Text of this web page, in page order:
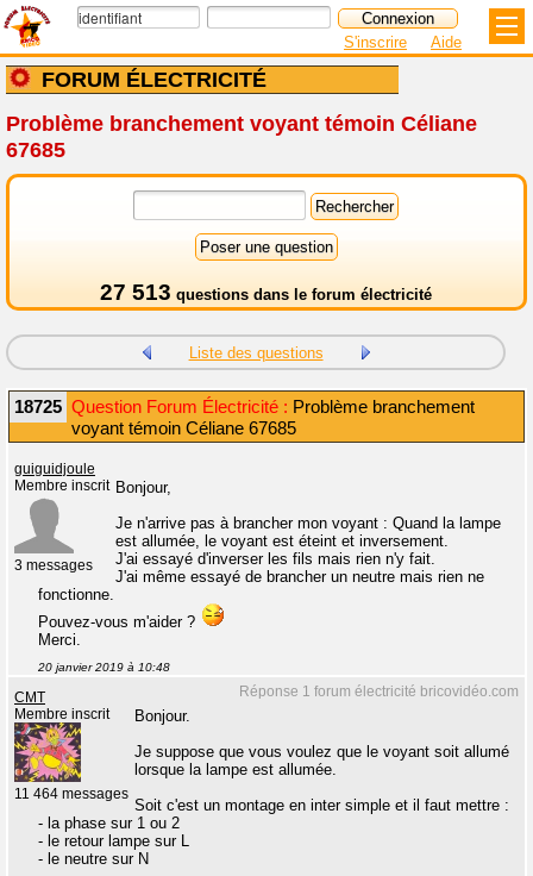
FORUM ÉLECTRICITÉ
S'inscrire Aide
Problème branchement voyant témoin Céliane
67685
27 513 questions dans le forum électricité
Liste des questions
18725 Question Forum Électricité : Problème branchement
voyant témoin Céliane 67685
guiguidjoule
Membre inscrit
3 messages
Bonjour,
Je n'arrive pas à brancher mon voyant : Quand la lampe
est allumée, le voyant est éteint et inversement.
J'ai essayé d'inverser les fils mais rien n'y fait.
J'ai même essayé de brancher un neutre mais rien ne
fonctionne.
Pouvez-vous m'aider ?
Merci.
20 janvier 2019 à 10:48
Réponse 1 forum électricité bricovidéo.com
CMT
Membre inscrit
11 464 messages
Bonjour.
Je suppose que vous voulez que le voyant soit allumé
lorsque la lampe est allumée.
Soit c'est un montage en inter simple et il faut mettre :
- la phase sur 1 ou 2
- le retour lampe sur L
- le neutre sur N